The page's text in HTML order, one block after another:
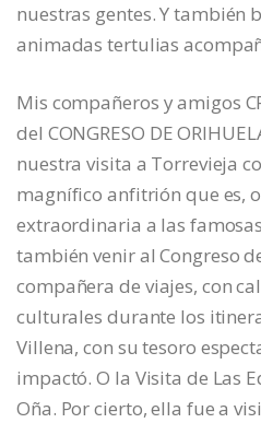
nuestras gentes. Y también
animadas tertulias
Mis compañeros y amigos
del CONGRESO DE
nuestra visita a Torrevieja
magnífico anfitrión que es,
extraordinaria a las
también venir al Congreso
compañera de viajes, con
culturales durante los
Villena, con su tesoro
impactó. O la Visita de Las
Oña. Por cierto, ella fue a